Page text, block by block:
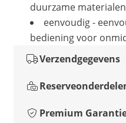
duurzame materialen
eenvoudig -
bediening voor
Verzendgegevens
Premium